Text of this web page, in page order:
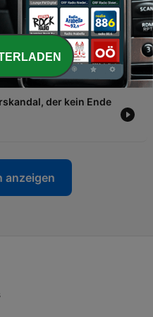
Jan Marsalek & Co.
unterwandert haben
der kein Ende
anzeigen